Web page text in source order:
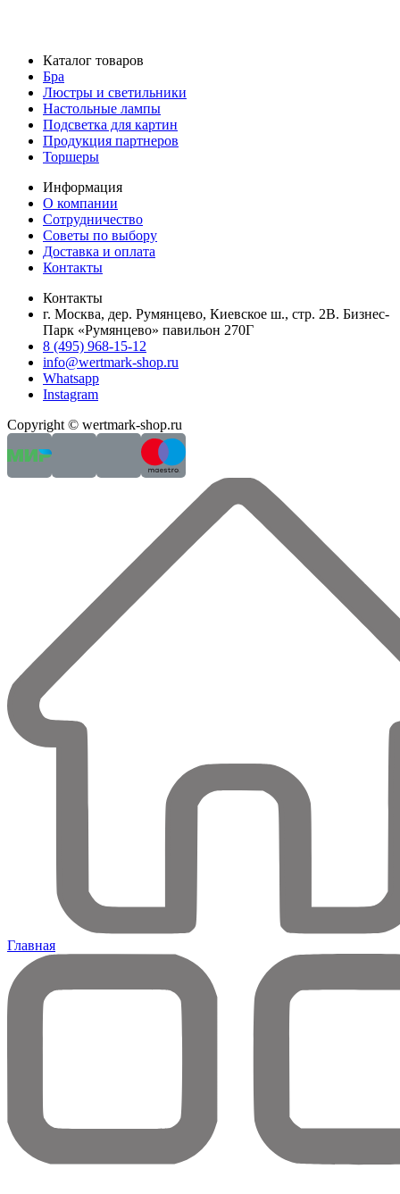
Каталог товаров
Бра
Люстры и светильники
Настольные лампы
Подсветка для картин
Продукция партнеров
Торшеры
Информация
О компании
Сотрудничество
Советы по выбору
Доставка и оплата
Контакты
Контакты
г. Москва, дер. Румянцево, Киевское ш., стр. 2В. Бизнес-
Парк «Румянцево» павильон 270Г
8 (495) 968-15-12
info@wertmark-shop.ru
Whatsapp
Instagram
Copyright © wertmark-shop.ru
Главная